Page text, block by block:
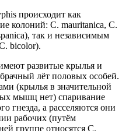
происходит как
колоний: C. mauritanica, C.
так и независимым
bicolor).
развитые крылья и
лёт половых особей.
(крылья в значительной
мышц нет) спаривание
гнезда, а расселяются они
рабочих (путём
группе относятся C.